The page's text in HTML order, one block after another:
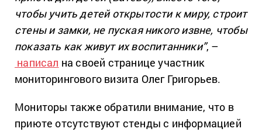
чтобы учить детей открытости к миру, строит
стены и замки, не пуская никого извне, чтобы
показать как живут их воспитанники”, –
написал на своей странице участник
мониторингового визита Олег Григорьев.
Мониторы также обратили внимание, что в
приюте отсутствуют стенды с информацией